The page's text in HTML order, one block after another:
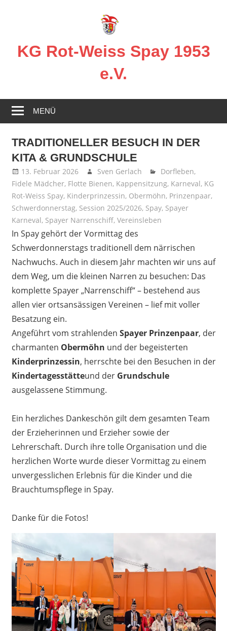
KG Rot-Weiss Spay 1953
e.V.
in
Spay!
MENÜ
TRADITIONELLER BESUCH IN DER
KITA & GRUNDSCHULE
13. Februar 2026 Sven Gerlach Dorfleben,
Fidele Mädcher, Flotte Bienen, Kappensitzung, Karneval, KG
Rot-Weiss Spay, Kinderprinzessin, Obermöhn, Prinzenpaar,
Schwerdonnerstag, Session 2025/2026, Spay, Spayer
Karneval, Spayer Narrenschiff, Vereinsleben
In Spay gehört der Vormittag des
Schwerdonnerstags traditionell dem närrischen
Nachwuchs. Auch in diesem Jahr machten wir uns auf
dem Weg, um die kleinen Narren zu besuchen: Das
komplette Spayer „Narrenschiff“ – bestehend aus
allen vier ortsansässigen Vereinen – lief mit voller
Besatzung ein.
Angeführt vom strahlenden Spayer Prinzenpaar, der
charmanten Obermöhn und der begeisterten
Kinderprinzessin, herrschte bei den Besuchen in der
Kindertagesstätteund der Grundschule
ausgelassene Stimmung.
Ein herzliches Dankeschön gilt dem gesamten Team
der Erzieherinnen und Erzieher sowie der
Lehrerschaft. Durch ihre tolle Organisation und die
herzlichen Worte wurde dieser Vormittag zu einem
unvergesslichen Erlebnis für die Kinder und die
Brauchtumspflege in Spay.
Danke für die Fotos!